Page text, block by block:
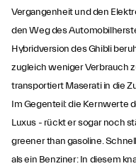
Vergangenheit und den
den Weg des
Hybridversion des Ghibli
zugleich weniger Verbrauch
transportiert Maserati in die
Im Gegenteil: die Kernwerte
Luxus - rückt er sogar noch
greener than gasoline.
als ein Benziner: In diesem